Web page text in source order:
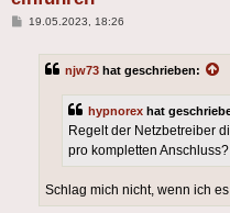
Beitrag
19.05.2023, 18:26
njw73 hat geschrieben:
hypnorex hat
Regelt der Netzbetreiber
pro kompletten Anschluss?
Schlag mich nicht, wenn ich